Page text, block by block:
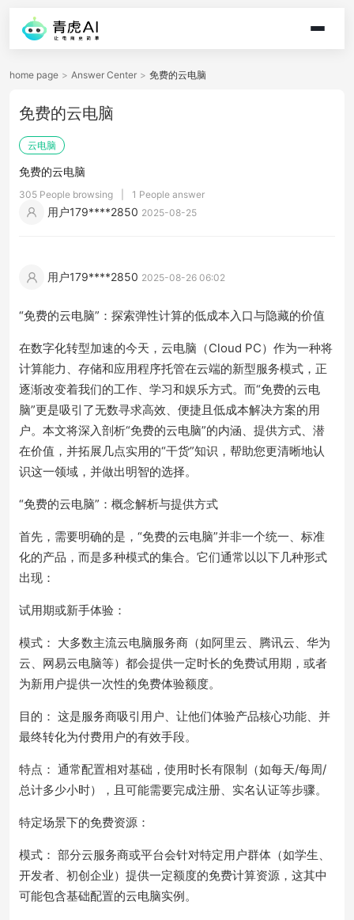
home page > Answer Center > 免费的云电脑
免费的云电脑
云电脑
免费的云电脑
305 People browsing 1 People answer
用户179****2850 2025-08-25
用户179****2850 2025-08-26 06:02
“免费的云电脑”：探索弹性计算的低成本入口与隐藏的价值
在数字化转型加速的今天，云电脑（Cloud PC）作为一种将
计算能力、存储和应用程序托管在云端的新型服务模式，正
逐渐改变着我们的工作、学习和娱乐方式。而“免费的云电
脑”更是吸引了无数寻求高效、便捷且低成本解决方案的用
户。本文将深入剖析“免费的云电脑”的内涵、提供方式、潜
在价值，并拓展几点实用的“干货”知识，帮助您更清晰地认
识这一领域，并做出明智的选择。
“免费的云电脑”：概念解析与提供方式
首先，需要明确的是，“免费的云电脑”并非一个统一、标准
化的产品，而是多种模式的集合。它们通常以以下几种形式
出现：
试用期或新手体验：
模式： 大多数主流云电脑服务商（如阿里云、腾讯云、华为
云、网易云电脑等）都会提供一定时长的免费试用期，或者
为新用户提供一次性的免费体验额度。
目的： 这是服务商吸引用户、让他们体验产品核心功能、并
最终转化为付费用户的有效手段。
特点： 通常配置相对基础，使用时长有限制（如每天/每周/
总计多少小时），且可能需要完成注册、实名认证等步骤。
特定场景下的免费资源：
模式： 部分云服务商或平台会针对特定用户群体（如学生、
开发者、初创企业）提供一定额度的免费计算资源，这其中
可能包含基础配置的云电脑实例。